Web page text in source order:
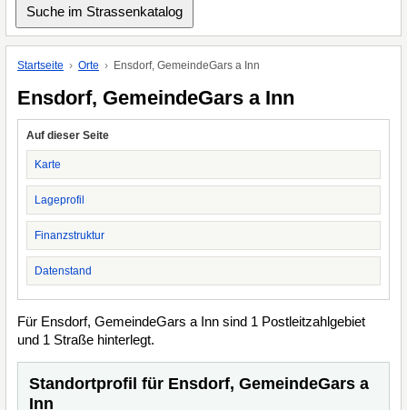
Startseite Orte Ensdorf, GemeindeGars a Inn
Ensdorf, GemeindeGars a Inn
Auf dieser Seite
Karte
Lageprofil
Finanzstruktur
Datenstand
Für Ensdorf, GemeindeGars a Inn sind 1 Postleitzahlgebiet
und 1 Straße hinterlegt.
Standortprofil für Ensdorf, GemeindeGars a
Inn